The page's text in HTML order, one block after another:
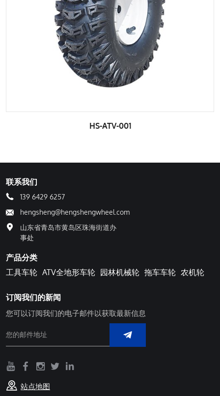
HS-ATV-001
联系我们
139 6429 6257
hengsheng@hengshengwheel.com
山东省青岛市黄岛区珠海街道办
事处
产品分类
工具车轮 ATV全地形车轮 园林机械轮 拖车车轮 农机轮
订阅我们的新闻
您可以订阅我们的电子邮件以获取最新信息
站点地图